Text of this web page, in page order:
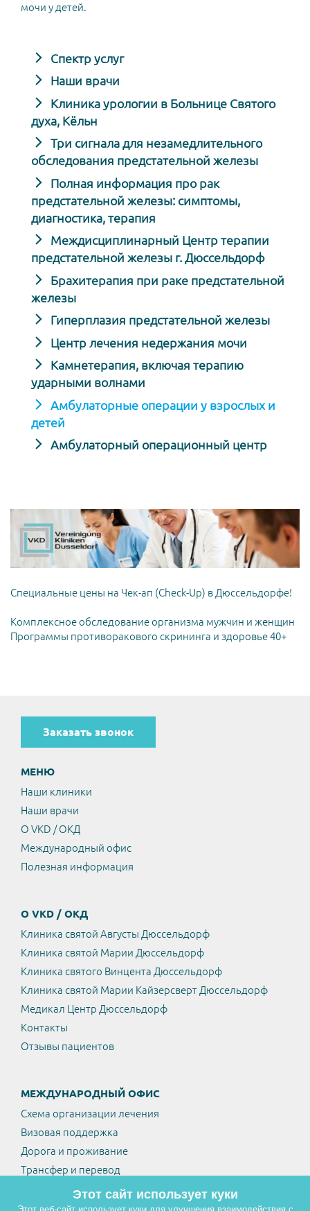
мочи у детей.
Спектр услуг
Наши врачи
Клиника урологии в Больнице Святого
духа, Кёльн
Три сигнала для незамедлительного
обследования предстательной железы
Полная информация про рак
предстательной железы: симптомы,
диагностика, терапия
Междисциплинарный Центр терапии
предстательной железы г. Дюссельдорф
Брахитерапия при раке предстательной
железы
Гиперплазия предстательной железы
Центр лечения недержания мочи
Камнетерапия, включая терапию
ударными волнами
Амбулаторные операции у взрослых и
детей
Амбулаторный операционный центр
Специальные цены на Чек-ап (Check-Up) в Дюссельдорфе!
Комплексное обследование организма мужчин и женщин
Программы противоракового скрининга и здоровье 40+
Заказать звонок
МЕНЮ
Наши клиники
Наши врачи
О VKD / ОКД
Международный офис
Полезная информация
О VKD / ОКД
Клиника святой Августы Дюссельдорф
Клиника святой Марии Дюссельдорф
Клиника святого Винцента Дюссельдорф
Клиника святой Марии Кайзерсверт Дюссельдорф
Медикал Центр Дюссельдорф
Контакты
Отзывы пациентов
МЕЖДУНАРОДНЫЙ ОФИС
Схема организации лечения
Визовая поддержка
Дорога и проживание
Трансфер и перевод
Этот сайт использует куки